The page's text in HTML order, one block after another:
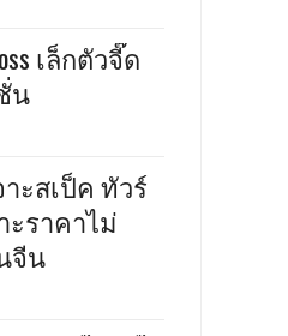
เล็กตัวจี๊ด
น
าะสเป็ค ทัวร์
ะราคาไม่
จีน